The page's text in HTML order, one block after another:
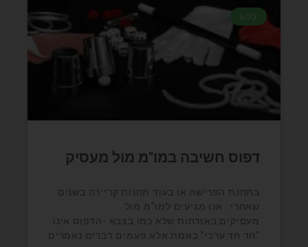
בלוג
דפוס חשיבה במו"מ מול מעסיק
בתחנת הפרישה או בעוד תחנות קריירה בשנים
שאחרי.. אנו מגיעים למו"מ מול
מעסיקים.באזרחות שלא כמו בצבא -הדפוס אינו
"חד חד ערכי" באמת.אלא פעמים דברים נאמרים